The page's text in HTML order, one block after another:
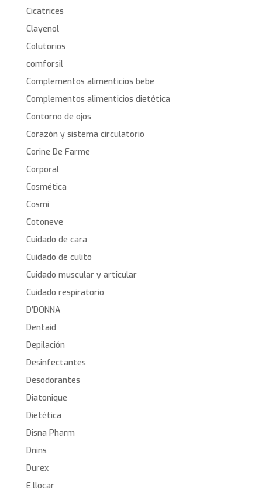
Cicatrices
Clayenol
Colutorios
comforsil
Complementos alimenticios bebe
Complementos alimenticios dietética
Contorno de ojos
Corazón y sistema circulatorio
Corine De Farme
Corporal
Cosmética
Cosmi
Cotoneve
Cuidado de cara
Cuidado de culito
Cuidado muscular y articular
Cuidado respiratorio
D’DONNA
Dentaid
Depilación
Desinfectantes
Desodorantes
Diatonique
Dietética
Disna Pharm
Dnins
Durex
E.llocar